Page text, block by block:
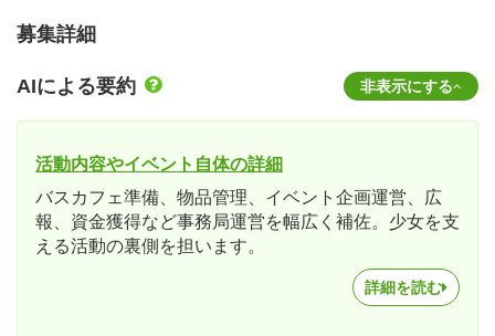
募集詳細
AIによる要約 非表示にする
活動内容やイベント自体の詳細
バスカフェ準備、物品管理、イベント企画運営、広
報、資金獲得など事務局運営を幅広く補佐。少女を支
える活動の裏側を担います。
詳細を読む